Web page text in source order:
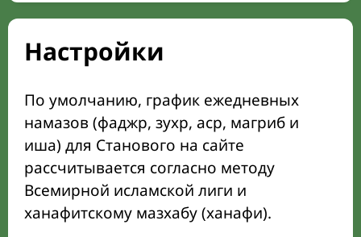
Настройки
По умолчанию, график ежедневных
намазов (фаджр, зухр, аср, магриб и
иша) для Станового на сайте
рассчитывается согласно методу
Всемирной исламской лиги и
ханафитскому мазхабу (ханафи).